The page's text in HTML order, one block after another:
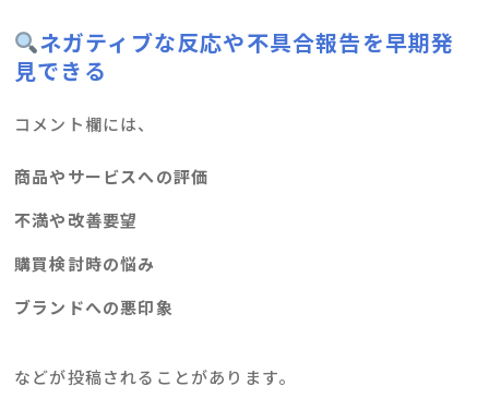
ネガティブな反応や不具合報告を早期発
見できる
コメント欄には、
商品やサービスへの評価
不満や改善要望
購買検討時の悩み
ブランドへの悪印象
などが投稿されることがあります。